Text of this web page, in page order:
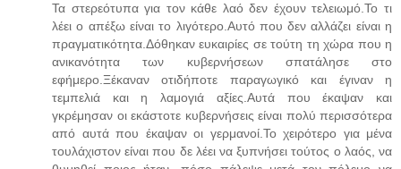
Τα στερεότυπα για τον κάθε λαό δεν έχουν τελειωμό.Το τι
λέει ο απέξω είναι το λιγότερο.Αυτό που δεν αλλάζει είναι η
πραγματικότητα.Δόθηκαν ευκαιρίες σε τούτη τη χώρα που η
ανικανότητα των κυβερνήσεων σπατάλησε στο
εφήμερο.Ξέκαναν οτιδήποτε παραγωγικό και έγιναν η
τεμπελιά και η λαμογιά αξίες.Αυτά που έκαψαν και
γκρέμησαν οι εκάστοτε κυβερνήσεις είναι πολύ περισσότερα
από αυτά που έκαψαν οι γερμανοί.Το χειρότερο για μένα
τουλάχιστον είναι που δε λέει να ξυπνήσει τούτος ο λαός, να